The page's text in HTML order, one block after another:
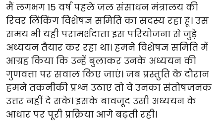
मैं लगभग 15 वर्ष पहले जल संसाधन मंत्रालय की
रिवर लिंकिंग विशेषज्ञ समिति का सदस्य रहा हूं। उस
समय भी यही परामर्शदाता इस परियोजना से जुड़े
अध्ययन तैयार कर रहा था। हमने विशेषज्ञ समिति में
आग्रह किया कि उन्हें बुलाकर उनके अध्ययन की
गुणवत्ता पर सवाल किए जाएं। जब प्रस्तुति के दौरान
हमने तकनीकी प्रश्न उठाए तो वे उनका संतोषजनक
उत्तर नहीं दे सके। इसके बावजूद उसी अध्ययन के
आधार पर पूरी प्रक्रिया आगे बढ़ती रही।